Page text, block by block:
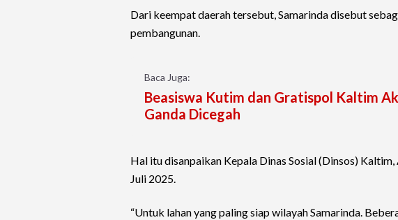
Dari keempat daerah tersebut, Samarinda disebut
pembangunan.
Baca Juga:
Beasiswa Kutim dan Gratispol Kaltim
Ganda Dicegah
Hal itu disanpaikan Kepala Dinas Sosial (Dinsos)
Juli 2025.
“Untuk lahan yang paling siap wilayah Samarinda.